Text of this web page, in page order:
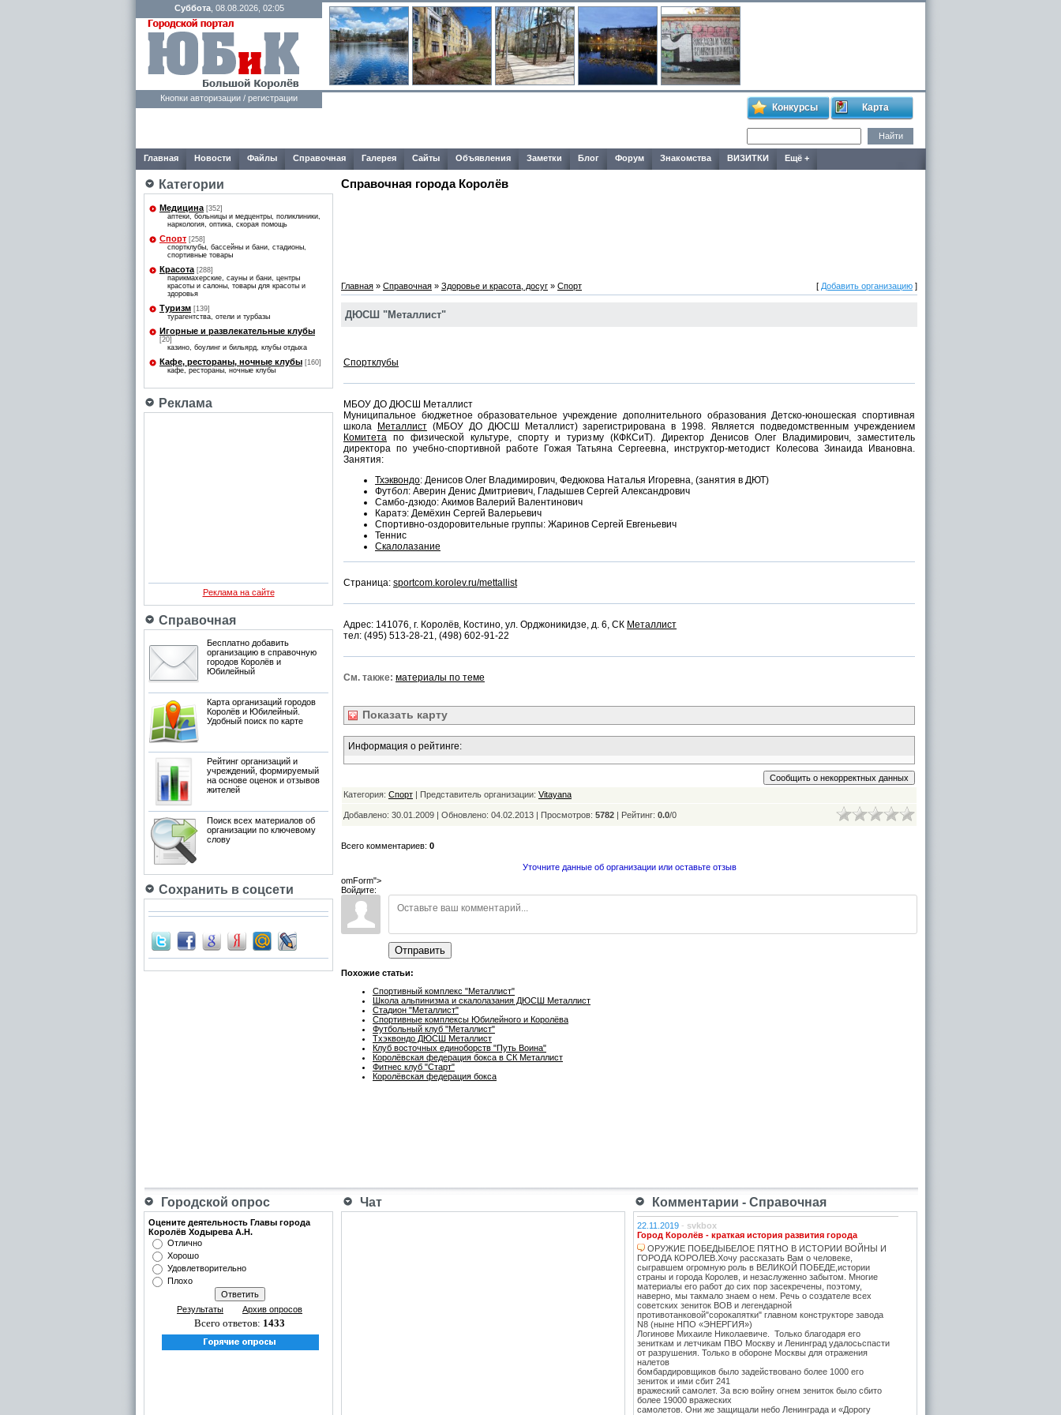
Суббота, 08.08.2026, 02:05
Кнопки авторизации / регистрации
Конкурсы Карта
Главная Новости Файлы Справочная Галерея Сайты Объявления Заметки Блог Форум Знакомства ВИЗИТКИ Ещё +
Категории
Медицина [352]
аптеки, больницы и медцентры, поликлиники,
наркология, оптика, скорая помощь
Спорт [258]
спортклубы, бассейны и бани, стадионы,
спортивные товары
Красота [288]
парикмахерские, сауны и бани, центры
красоты и салоны, товары для красоты и
здоровья
Туризм [139]
турагентства, отели и турбазы
Игорные и развлекательные клубы
[20]
казино, боулинг и бильярд, клубы отдыха
Кафе, рестораны, ночные клубы [160]
кафе, рестораны, ночные клубы
Реклама
Реклама на сайте
Справочная
Бесплатно добавить
организацию в справочную
городов Королёв и
Юбилейный
Карта организаций городов
Королёв и Юбилейный.
Удобный поиск по карте
Рейтинг организаций и
учреждений, формируемый
на основе оценок и отзывов
жителей
Поиск всех материалов об
организации по ключевому
слову
Сохранить в соцсети
Справочная города Королёв
Главная » Справочная » Здоровье и красота, досуг » Спорт [ Добавить организацию ]
ДЮСШ "Металлист"
Спортклубы
МБОУ ДО ДЮСШ Металлист
Муниципальное бюджетное образовательное учреждение дополнительного образования Детско-юношеская спортивная
школа
Металлист(МБОУ ДО ДЮСШ Металлист) зарегистрирована в 1998. Является подведомственным учреждением
Комитета по физической культуре, спорту и туризму (КФКСиТ). Директор Денисов Олег Владимирович, заместитель
директора по учебно-спортивной работе Гожая Татьяна Сергеевна, инструктор-методист Колесова Зинаида Ивановна.
Занятия:
Тхэквондо: Денисов Олег Владимирович, Федюкова Наталья Игоревна, (занятия в ДЮТ)
Футбол: Аверин Денис Дмитриевич, Гладышев Сергей Александрович
Самбо-дзюдо: Акимов Валерий Валентинович
Каратэ: Демёхин Сергей Валерьевич
Спортивно-оздоровительные группы: Жаринов Сергей Евгеньевич
Теннис
Скалолазание
Страница: sportcom.korolev.ru/mettallist
Адрес: 141076, г. Королёв, Костино, ул. Орджоникидзе, д. 6, СК Металлист
тел: (495) 513-28-21, (498) 602-91-22
См. также: материалы по теме
Показать карту
Информация о рейтинге:
Категория: Спорт | Представитель организации: Vitayana
Добавлено: 30.01.2009 | Обновлено: 04.02.2013 | Просмотров: 5782 | Рейтинг: 0.0/0
Всего комментариев: 0
Уточните данные об организации или оставьте отзыв
omForm">
Войдите:
Отправить
Похожие статьи:
Спортивный комплекс "Металлист"
Школа альпинизма и скалолазания ДЮСШ Металлист
Стадион "Металлист"
Спортивные комплексы Юбилейного и Королёва
Футбольный клуб "Металлист"
Тхэквондо ДЮСШ Металлист
Клуб восточных единоборств "Путь Воина"
Королёвская федерация бокса в СК Металлист
Фитнес клуб "Старт"
Королёвская федерация бокса
Городской опрос Чат Комментарии - Справочная
Оцените деятельность Главы города
Королёв Ходырева А.Н.
Отлично
Хорошо
Удовлетворительно
Плохо
Результаты Архив опросов
Всего ответов: 1433
22.11.2019 - svkbox
Город Королёв - краткая история развития города
ОРУЖИЕ ПОБЕДЫБЕЛОЕ ПЯТНО В ИСТОРИИ ВОЙНЫ И
ГОРОДА КОРОЛЕВ.Хочу рассказать Вам о человеке,
сыгравшем огромную роль в ВЕЛИКОЙ ПОБЕДЕ,истории
страны и города Королев, и незаслуженно забытом. Многие
материалы его работ до сих пор засекречены, поэтому,
наверно, мы такмало знаем о нем. Речь о создателе всех
советских зениток ВОВ и легендарной
противотанковой"сорокапятки" главном конструкторе завода
N8 (ныне НПО «ЭНЕРГИЯ»)
Логинове Михаиле Николаевиче. Только благодаря его
зениткам и летчикам ПВО Москву и Ленинград удалосьспасти
от разрушения. Только в обороне Москвы для отражения
налетов
бомбардировщиков было задействовано более 1000 его
зениток и ими сбит 241
вражеский самолет. За всю войну огнем зениток было сбито
более 19000 вражеских
самолетов. Они же защищали небо Ленинграда и «Дорогу